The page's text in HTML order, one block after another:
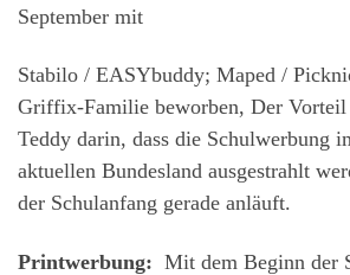
September mit
Stabilo / EASYbuddy; Maped /
Griffix-Familie beworben, Der
Teddy darin, dass die Schulwerbung
aktuellen Bundesland ausgestrahlt
der Schulanfang gerade anläuft.
Printwerbung: Mit dem Beginn der